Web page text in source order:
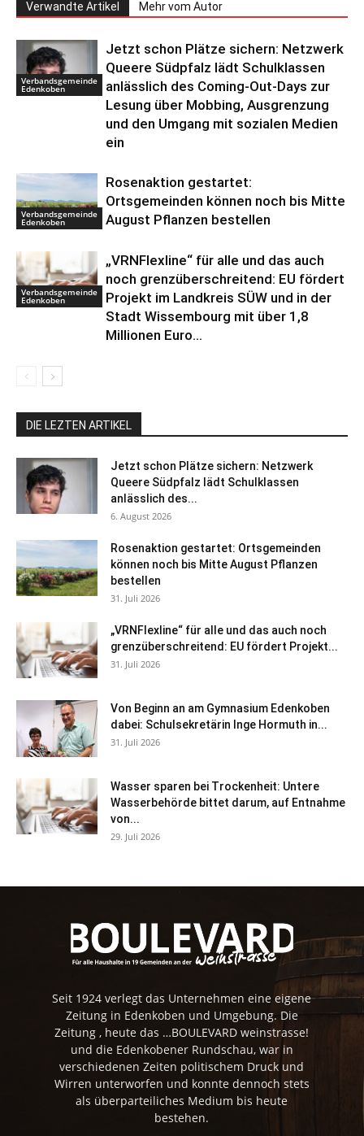
Verwandte Artikel Mehr vom Autor
Verbandsgemeinde
Edenkoben
Jetzt schon Plätze sichern: Netzwerk
Queere Südpfalz lädt Schulklassen
anlässlich des Coming-Out-Days zur
Lesung über Mobbing, Ausgrenzung
und den Umgang mit sozialen Medien
ein
Verbandsgemeinde
Edenkoben
Rosenaktion gestartet:
Ortsgemeinden können noch bis Mitte
August Pflanzen bestellen
Verbandsgemeinde
Edenkoben
„VRNFlexline“ für alle und das auch
noch grenzüberschreitend: EU fördert
Projekt im Landkreis SÜW und in der
Stadt Wissembourg mit über 1,8
Millionen Euro...
DIE LEZTEN ARTIKEL
Jetzt schon Plätze sichern: Netzwerk
Queere Südpfalz lädt Schulklassen
anlässlich des...
6. August 2026
Rosenaktion gestartet: Ortsgemeinden
können noch bis Mitte August Pflanzen
bestellen
31. Juli 2026
„VRNFlexline“ für alle und das auch noch
grenzüberschreitend: EU fördert Projekt...
31. Juli 2026
Von Beginn an am Gymnasium Edenkoben
dabei: Schulsekretärin Inge Hormuth in...
31. Juli 2026
Wasser sparen bei Trockenheit: Untere
Wasserbehörde bittet darum, auf Entnahme
von...
29. Juli 2026
Seit 1924 verlegt das Unternehmen eine eigene
Zeitung in Edenkoben und Umgebung. Die
Zeitung , heute das …BOULEVARD weinstrasse!
und die Edenkobener Rundschau, war in
verschiedenen Zeiten politischem Druck und
Wirren unterworfen und konnte dennoch stets
als überparteiliches Medium bis heute
bestehen.